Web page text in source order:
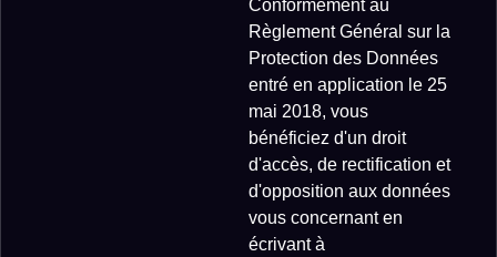
Conformément au
Règlement Général sur la
Protection des Données
entré en application le 25
mai 2018, vous
bénéficiez d'un droit
d'accès, de rectification et
d'opposition aux données
vous concernant en
écrivant à